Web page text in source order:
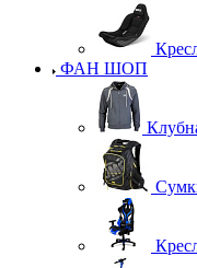
ФАН ШОП